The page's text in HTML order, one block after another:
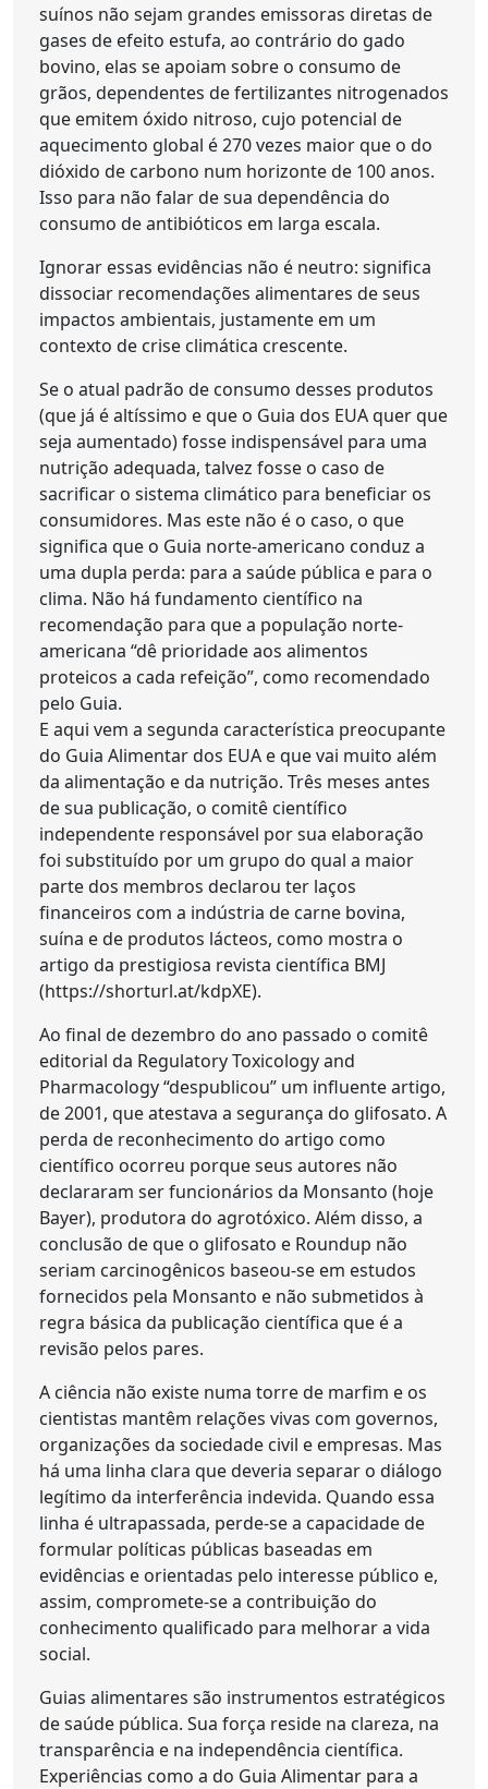
suínos não sejam grandes emissoras diretas de
gases de efeito estufa, ao contrário do gado
bovino, elas se apoiam sobre o consumo de
grãos, dependentes de fertilizantes nitrogenados
que emitem óxido nitroso, cujo potencial de
aquecimento global é 270 vezes maior que o do
dióxido de carbono num horizonte de 100 anos.
Isso para não falar de sua dependência do
consumo de antibióticos em larga escala.
Ignorar essas evidências não é neutro: significa
dissociar recomendações alimentares de seus
impactos ambientais, justamente em um
contexto de crise climática crescente.
Se o atual padrão de consumo desses produtos
(que já é altíssimo e que o Guia dos EUA quer que
seja aumentado) fosse indispensável para uma
nutrição adequada, talvez fosse o caso de
sacrificar o sistema climático para beneficiar os
consumidores. Mas este não é o caso, o que
significa que o Guia norte-americano conduz a
uma dupla perda: para a saúde pública e para o
clima. Não há fundamento científico na
recomendação para que a população norte-
americana “dê prioridade aos alimentos
proteicos a cada refeição”, como recomendado
pelo Guia.
E aqui vem a segunda característica preocupante
do Guia Alimentar dos EUA e que vai muito além
da alimentação e da nutrição. Três meses antes
de sua publicação, o comitê científico
independente responsável por sua elaboração
foi substituído por um grupo do qual a maior
parte dos membros declarou ter laços
financeiros com a indústria de carne bovina,
suína e de produtos lácteos, como mostra o
artigo da prestigiosa revista científica BMJ
(https://shorturl.at/kdpXE).
Ao final de dezembro do ano passado o comitê
editorial da Regulatory Toxicology and
Pharmacology “despublicou” um influente artigo,
de 2001, que atestava a segurança do glifosato. A
perda de reconhecimento do artigo como
científico ocorreu porque seus autores não
declararam ser funcionários da Monsanto (hoje
Bayer), produtora do agrotóxico. Além disso, a
conclusão de que o glifosato e Roundup não
seriam carcinogênicos baseou-se em estudos
fornecidos pela Monsanto e não submetidos à
regra básica da publicação científica que é a
revisão pelos pares.
A ciência não existe numa torre de marfim e os
cientistas mantêm relações vivas com governos,
organizações da sociedade civil e empresas. Mas
há uma linha clara que deveria separar o diálogo
legítimo da interferência indevida. Quando essa
linha é ultrapassada, perde-se a capacidade de
formular políticas públicas baseadas em
evidências e orientadas pelo interesse público e,
assim, compromete-se a contribuição do
conhecimento qualificado para melhorar a vida
social.
Guias alimentares são instrumentos estratégicos
de saúde pública. Sua força reside na clareza, na
transparência e na independência científica.
Experiências como a do Guia Alimentar para a